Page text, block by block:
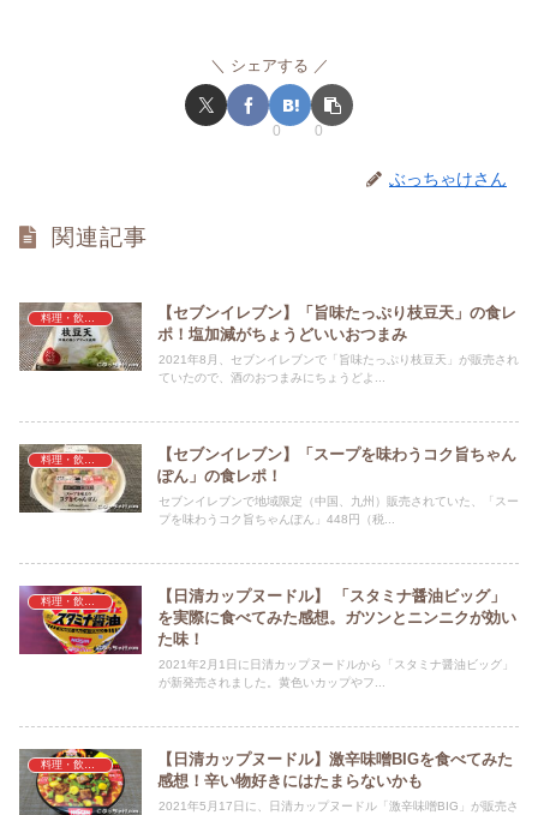
シェアする
0 0
ぶっちゃけさん
関連記事
料理・飲料・食事・食材
【セブンイレブン】「旨味たっぷり枝豆天」の食レ
ポ！塩加減がちょうどいいおつまみ
2021年8月、セブンイレブンで「旨味たっぷり枝豆天」が販売され
ていたので、酒のおつまみにちょうどよ...
料理・飲料・食事・食材
【セブンイレブン】「スープを味わうコク旨ちゃん
ぽん」の食レポ！
セブンイレブンで地域限定（中国、九州）販売されていた、「スー
プを味わうコク旨ちゃんぽん」448円（税...
料理・飲料・食事・食材
【日清カップヌードル】 「スタミナ醤油ビッグ」
を実際に食べてみた感想。ガツンとニンニクが効い
た味！
2021年2月1日に日清カップヌードルから「スタミナ醤油ビッグ」
が新発売されました。黄色いカップやフ...
料理・飲料・食事・食材
【日清カップヌードル】激辛味噌BIGを食べてみた
感想！辛い物好きにはたまらないかも
2021年5月17日に、日清カップヌードル「激辛味噌BIG」が販売さ